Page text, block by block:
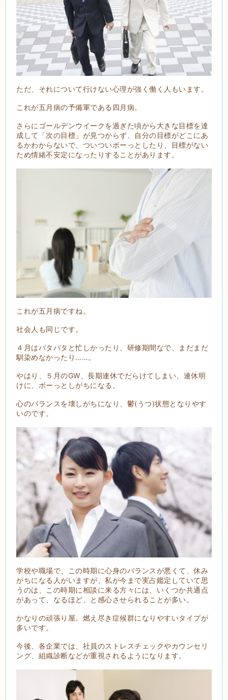
ただ、それについて行けない心理が強く働く人もいます。
これが五月病の予備軍である四月病。
さらにゴールデンウイークを過ぎた頃から大きな目標を達
成して「次の目標」が見つからず、自分の目標がどこにあ
るかわからないで、ついついボーっとしたり、目標がない
ため情緒不安定になったりすることがあります。
これが五月病ですね。
社会人も同じです。
４月はバタバタと忙しかったり、研修期間なで、まだまだ
馴染めなかったり……。
やはり、５月のGW、長期連休でだらけてしまい、連休明
けに、ボーっとしがちになる。
心のバランスを壊しがちになり、鬱(うつ)状態となりやす
いのです。
学校や職場で、この時期に心身のバランスが悪くて、休み
がちになる人がいますが、私が今まで実占鑑定していて思
うのは、この時期に相談に来る方々には、いくつか共通点
があって、なるほど、と感心させられることが多い。
かなりの頑張り屋。燃え尽き症候群になりやすいタイプが
多いです。
今後、各企業では、社員のストレスチェックやカウンセリ
ング、組織診断などが重視されるようになります。